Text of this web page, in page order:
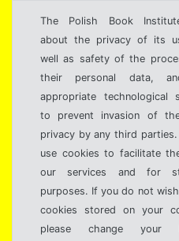
The Polish Book
about the privacy of its
well as safety of the
their personal data,
appropriate technological
to prevent invasion of
privacy by any third parties.
use cookies to facilitate
our services and for
purposes. If you do not
cookies stored on your
please change your